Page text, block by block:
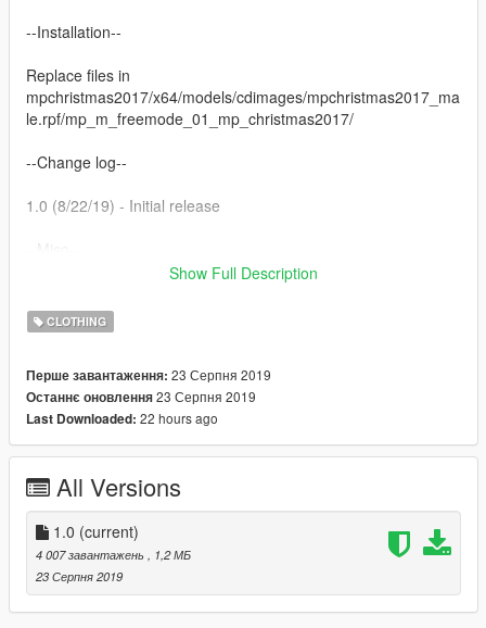
--Installation--
Replace files in
mpchristmas2017/x64/models/cdimages/mpchristmas2017_ma
le.rpf/mp_m_freemode_01_mp_christmas2017/
--Change log--
1.0 (8/22/19) - Initial release
ONLY if you credit me.
OpenIV.
Show Full Description
CLOTHING
Перше завантаження: 23 Серпня 2019
Останнє оновлення23 Серпня 2019
Last Downloaded: 22 hours ago
All Versions
1.0 (current)
4 007 завантажень
, 1,2 МБ
23 Серпня 2019